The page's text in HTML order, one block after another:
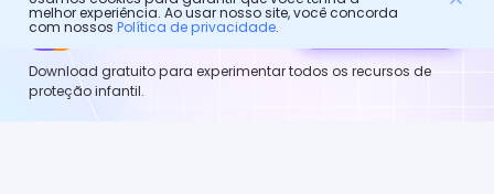
FlashGet Kids
parental control
Download gratuito para experimentar todos os recursos de
proteção infantil.
melhor experiência. Ao usar nosso site, você concorda
com nossos Política de privacidade.